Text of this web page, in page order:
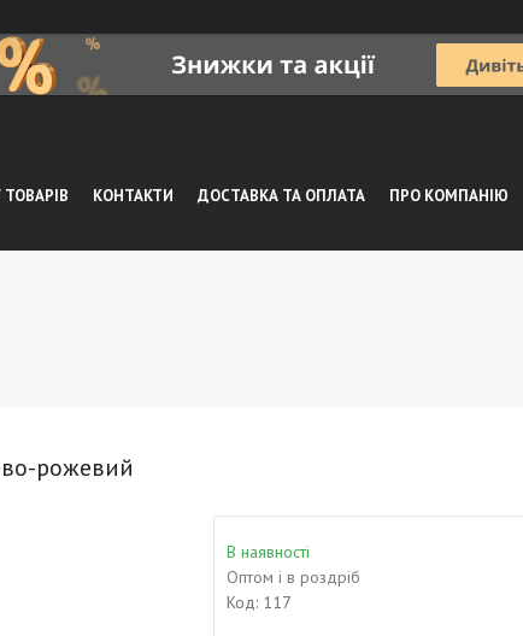
КОНТАКТИ ДОСТАВКА ТА ОПЛАТА ПРО КОМПАНІЮ
рожевий
В наявності
Оптом і в роздріб
Код: 117